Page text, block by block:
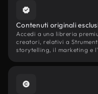
Contenuti originali
Accedi a una libreria
creatori, relativi a
storytelling, il marketing e